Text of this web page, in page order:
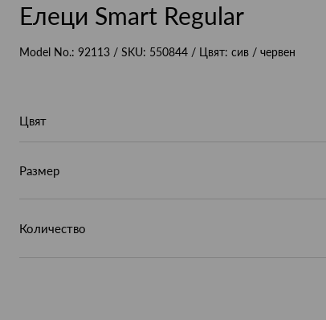
Елеци Smart Regular
Model No.: 92113 / SKU: 550844 / Цвят: сив / червен
Цвят
Размер
Количество